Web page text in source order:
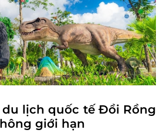
ắt buộc:Đểđảm bảo quyền lợi
chúngtôiđể checkth ôngtin
vụvàthanhtoán. Mọi trường
đãthanhtoánnhưngchưaliên
chúng tôihoàntoànkhông
lịch quốc tế Đồi Rồng
giới hạn